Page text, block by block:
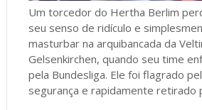
Um torcedor do Hertha Berlim
seu senso de ridículo e
masturbar na arquibancada da
Gelsenkirchen, quando seu time
pela Bundesliga. Ele foi flagrado
segurança e rapidamente retirado